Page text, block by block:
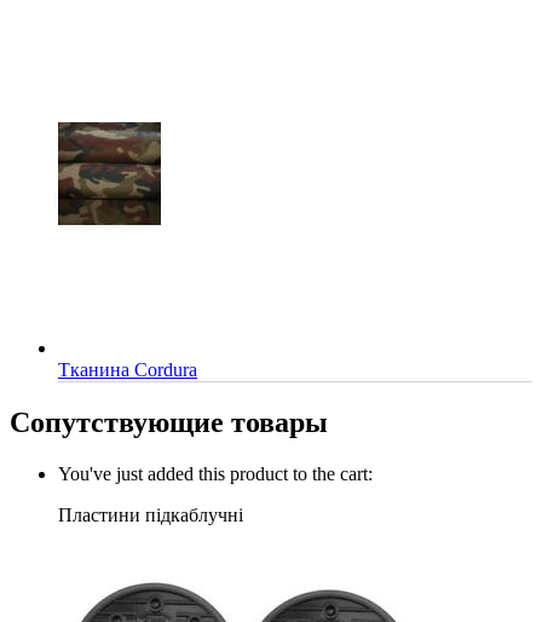
Тканина Cordura
Сопутствующие товары
You've just added this product to the cart:
Пластини підкаблучні